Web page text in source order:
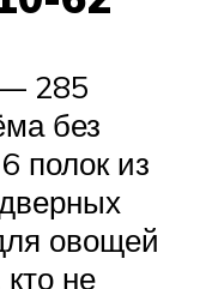
285
без
полок из
овощей
не